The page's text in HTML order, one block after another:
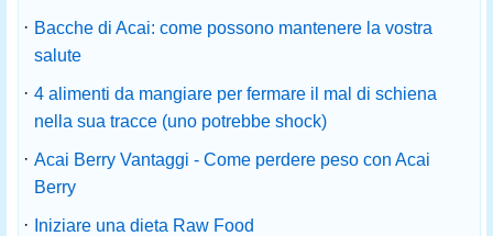
· Bacche di Acai: come possono mantenere la vostra
salute
· 4 alimenti da mangiare per fermare il mal di schiena
nella sua tracce (uno potrebbe shock)
· Acai Berry Vantaggi - Come perdere peso con Acai
Berry
·
Iniziare una dieta Raw Food